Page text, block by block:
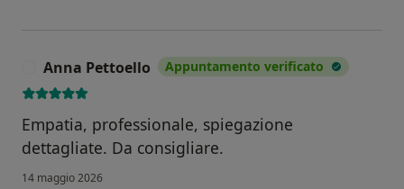
Anna Pettoello Appuntamento verificato
Empatia, professionale, spiegazione
dettagliate. Da consigliare.
14 maggio 2026